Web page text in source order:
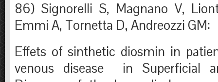
86) Signorelli S, Magnano V,
Emmi A, Tornetta D, Andreozzi GM:
Effets of sinthetic diosmin in
venous disease in Superficial